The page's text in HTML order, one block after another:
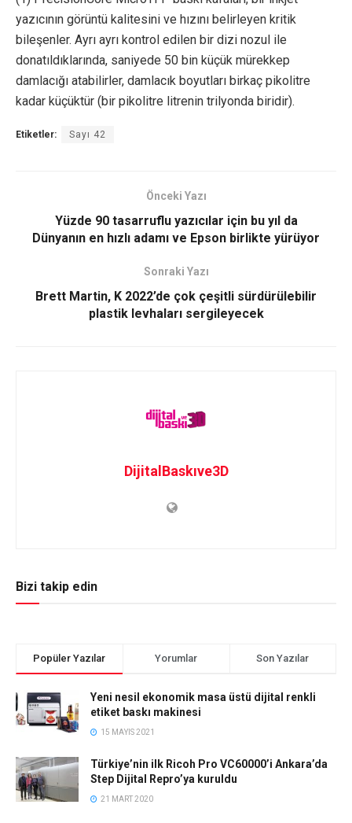
yazıcının görüntü kalitesini ve hızını belirleyen kritik
bileşenler. Ayrı ayrı kontrol edilen bir dizi nozul ile
donatıldıklarında, saniyede 50 bin küçük mürekkep
damlacığı atabilirler, damlacık boyutları birkaç pikolitre
kadar küçüktür (bir pikolitre litrenin trilyonda biridir).
Etiketler: Sayı 42
Önceki Yazı
Yüzde 90 tasarruflu yazıcılar için bu yıl da
Dünyanın en hızlı adamı ve Epson birlikte yürüyor
Sonraki Yazı
Brett Martin, K 2022’de çok çeşitli sürdürülebilir
plastik levhaları sergileyecek
DijitalBaskıve3D
Bizi takip edin
Popüler Yazılar Yorumlar Son Yazılar
Yeni nesil ekonomik masa üstü dijital renkli
etiket baskı makinesi
15 MAYIS 2021
Türkiye’nin ilk Ricoh Pro VC60000’i Ankara’da
Step Dijital Repro’ya kuruldu
21 MART 2020